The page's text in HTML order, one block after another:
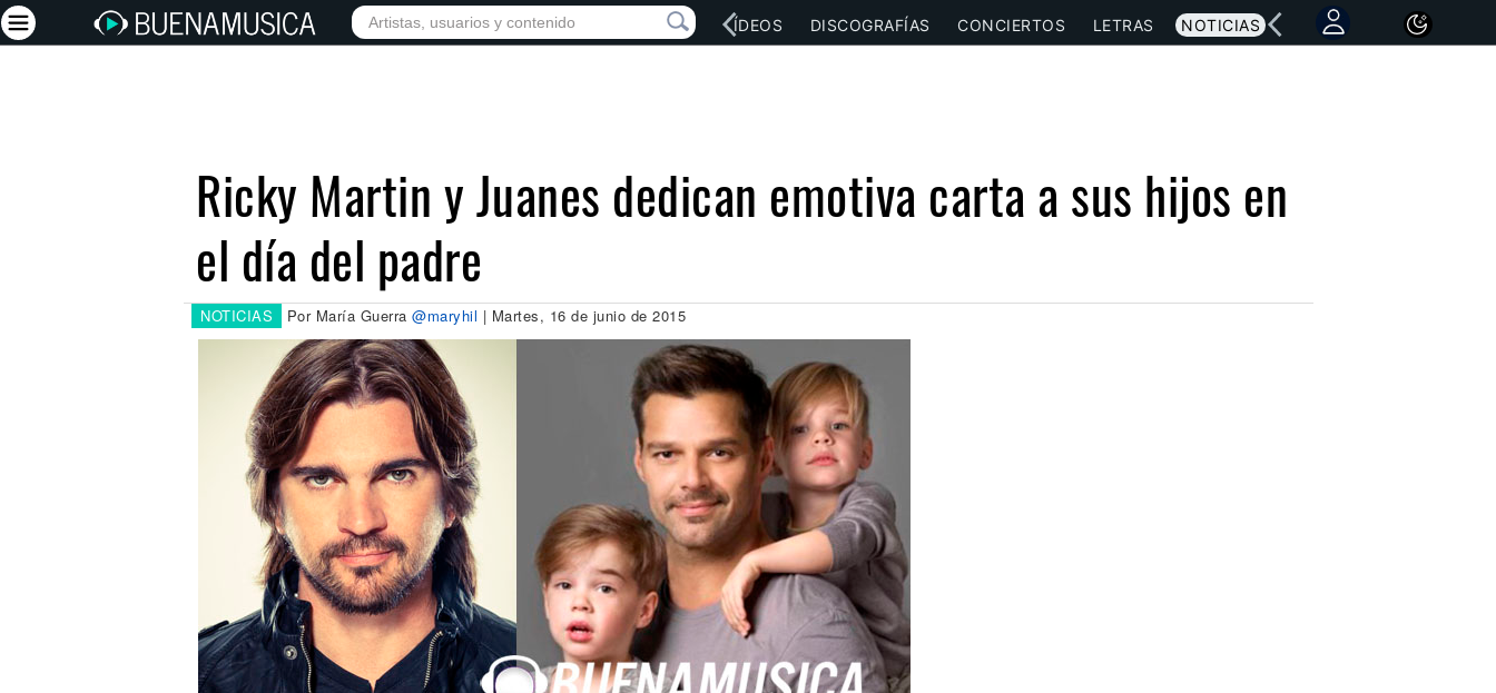
INICIO ARTISTAS RED SOCIAL MÚSICA VÍDEOS DISCOGRAFÍAS CONCIERTOS LETRAS NOTICIAS
Ricky Martin y Juanes dedican emotiva carta a sus hijos en
el día del padre
NOTICIAS Por María Guerra @maryhil | Martes, 16 de junio de 2015